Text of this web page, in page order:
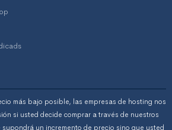
más bajo posible, las empresas de hosting nos
si usted decide comprar a través de nuestros
supondrá un incremento de precio sino que usted